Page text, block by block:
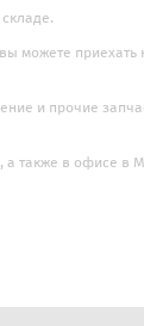
можете
и прочие
а также в офисе в